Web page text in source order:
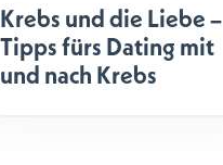
Krebs und die Liebe –
Tipps fürs Dating mit
und nach Krebs